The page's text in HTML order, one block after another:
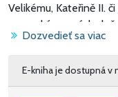
Velikému, Kateřině II.
evropským a
carský trůn neustále
Nabízejí se tři zásadní
konce předurčeno
Dozvedieť sa viac
E-kniha je dostupná